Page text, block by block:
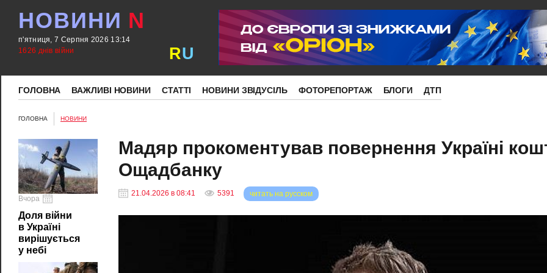
НОВИНИ N
п'ятниця, 7 Серпня 2026 13:14
1626 днів війни
RU
ГОЛОВНА ВАЖЛИВІ НОВИНИ СТАТТІ НОВИНИ ЗВІДУСІЛЬ ФОТОРЕПОРТАЖ БЛОГИ ДТП
ГОЛОВНА НОВИНИ
Вчора
Доля війни
в Україні
вирішується
у небі
Мадяр прокоментував повернення Україні
Ощадбанку
21.04.2026 в 08:41 5391 читать на русском